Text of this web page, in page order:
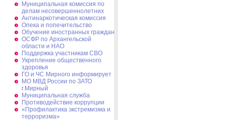
Муниципальная комиссия по
делам несовершеннолетних
Антинаркотическая комиссия
Опека и попечительство
Обучение иностранных граждан
ОСФР по Архангельской
области и НАО
Поддержка участникам СВО
Укрепление общественного
здоровья
ГО и ЧС Мирного информирует
МО МВД России по ЗАТО
г.Мирный
Муниципальная cлужба
Противодействие коррупции
«Профилактика экстремизма и
терроризма»